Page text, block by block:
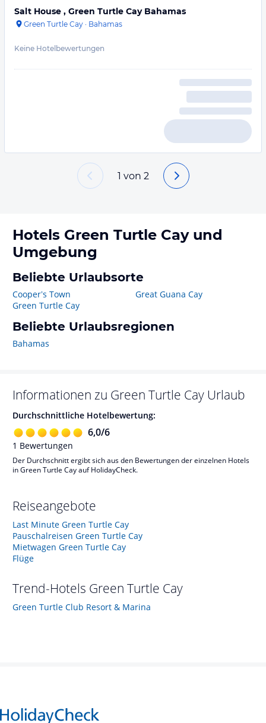
Salt House , Green Turtle Cay Bahamas
Green Turtle Cay · Bahamas
Keine Hotelbewertungen
1 von 2
Hotels Green Turtle Cayund
Umgebung
Beliebte Urlaubsorte
Cooperʼs Town
Green Turtle Cay
Great Guana Cay
Beliebte Urlaubsregionen
Bahamas
Informationen zu Green Turtle Cay Urlaub
Durchschnittliche Hotelbewertung:
6,0/6
1 Bewertungen
Der Durchschnitt ergibt sich aus den Bewertungen der einzelnen Hotels
in Green Turtle Cay auf HolidayCheck.
Reiseangebote
Last Minute Green Turtle Cay
Pauschalreisen Green Turtle Cay
Mietwagen Green Turtle Cay
Flüge
Trend-Hotels Green Turtle Cay
Green Turtle Club Resort & Marina